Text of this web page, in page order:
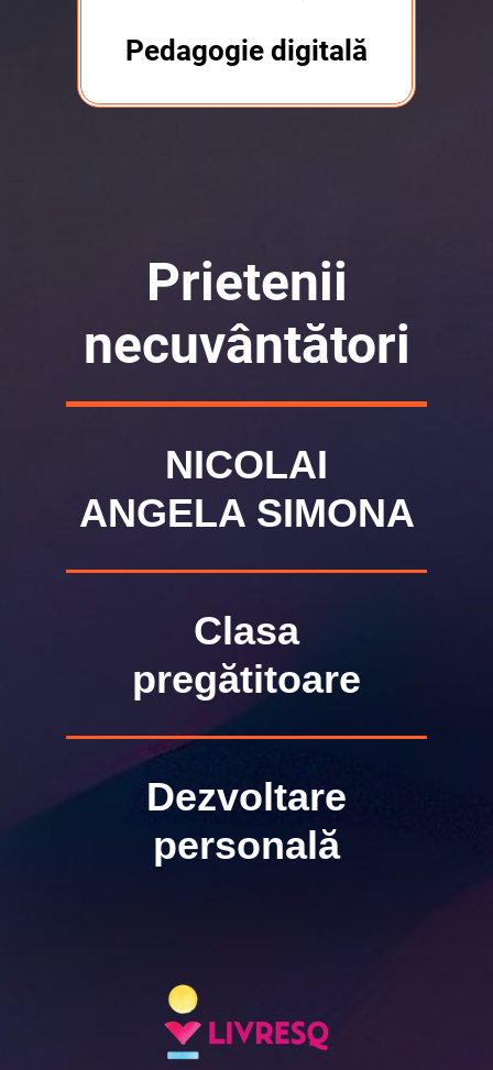
Pedagogie digitală
Prietenii
necuvântători
NICOLAI
ANGELA SIMONA
Clasa
pregătitoare
Dezvoltare
personală